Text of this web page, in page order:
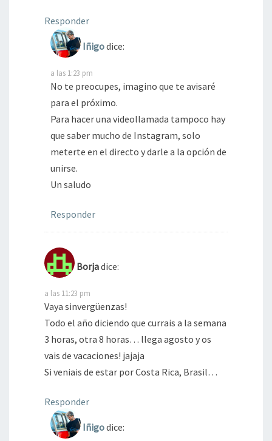
Responder
Iñigodice:
a las 1:23 pm
No te preocupes, imagino que te avisaré
para el próximo.
Para hacer una videollamada tampoco hay
que saber mucho de Instagram, solo
meterte en el directo y darle a la opción de
unirse.
Un saludo
Responder
Borjadice:
a las 11:23 pm
Vaya sinvergüenzas!
Todo el año diciendo que currais a la semana
3 horas, otra 8 horas… llega agosto y os
vais de vacaciones! jajaja
Si veniais de estar por Costa Rica, Brasil…
Responder
Iñigodice: